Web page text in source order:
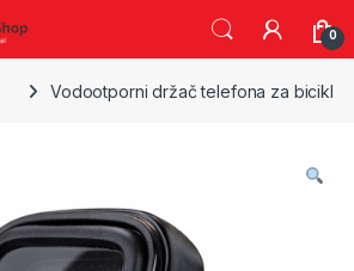
0
Vodootporni držač telefona za bicikl